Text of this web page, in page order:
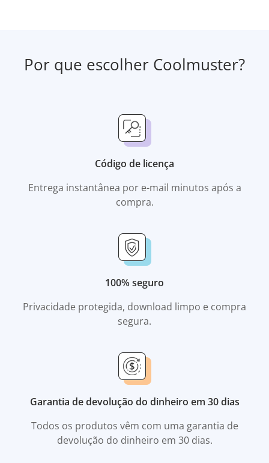
Por que escolher Coolmuster?
Código de licença
Entrega instantânea por e-mail minutos após a
compra.
100% seguro
Privacidade protegida, download limpo e compra
segura.
Garantia de devolução do dinheiro em 30 dias
Todos os produtos vêm com uma garantia de
devolução do dinheiro em 30 dias.